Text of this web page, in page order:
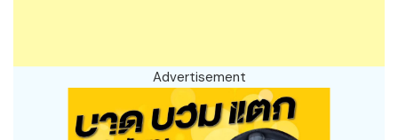
Advertisement